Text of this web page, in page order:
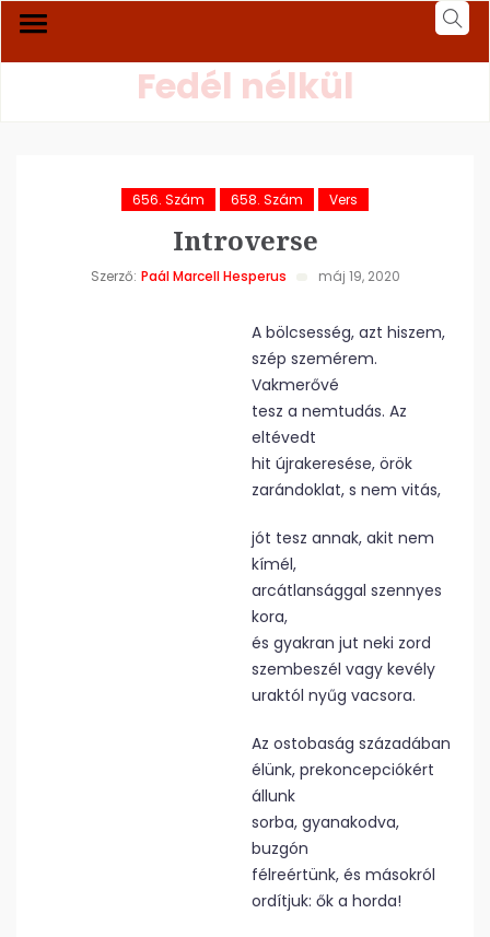
Fedél nélkül
656. Szám 658. Szám Vers
Introverse
Szerző: Paál Marcell Hesperus máj 19, 2020
A bölcsesség, azt hiszem,
szép szemérem.
Vakmerővé
tesz a nemtudás. Az
eltévedt
hit újrakeresése, örök
zarándoklat, s nem vitás,
jót tesz annak, akit nem
kímél,
arcátlansággal szennyes
kora,
és gyakran jut neki zord
szembeszél vagy kevély
uraktól nyűg vacsora.
Az ostobaság századában
élünk, prekoncepciókért
állunk
sorba, gyanakodva,
buzgón
félreértünk, és másokról
ordítjuk: ők a horda!